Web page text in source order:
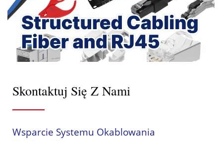
Skontaktuj Się Z Nami
Wsparcie Systemu Okablowania